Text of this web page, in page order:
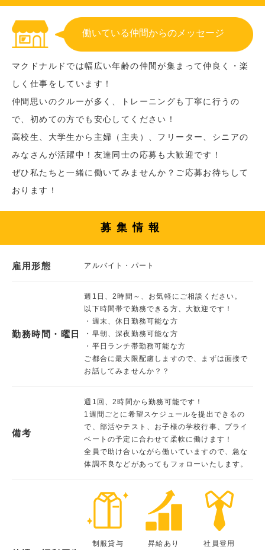
働いている仲間からのメッセージ
マクドナルドでは幅広い年齢の仲間が集まって仲良く・楽
しく仕事をしています！
仲間思いのクルーが多く、トレーニングも丁寧に行うの
で、初めての方でも安心してください！
高校生、大学生から主婦（主夫）、フリーター、シニアの
みなさんが活躍中！友達同士の応募も大歓迎です！
ぜひ私たちと一緒に働いてみませんか？ご応募お待ちして
おります！
募集情報
雇用形態 アルバイト・パート
勤務時間・曜日
週1日、2時間～、お気軽にご相談ください。
以下時間帯で勤務できる方、大歓迎です！
・週末、休日勤務可能な方
・早朝、深夜勤務可能な方
・平日ランチ帯勤務可能な方
ご都合に最大限配慮しますので、まずは面接で
お話してみませんか？？
備考
週1回、2時間から勤務可能です！
1週間ごとに希望スケジュールを提出できるの
で、部活やテスト、お子様の学校行事、プライ
ベートの予定に合わせて柔軟に働けます！
全員で助け合いながら働いていますので、急な
体調不良などがあってもフォローいたします。
制服貸与 昇給あり 社員登用